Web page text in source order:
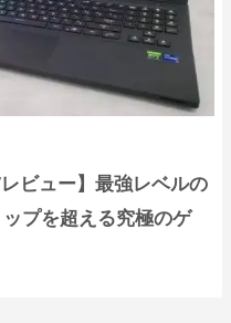
ビュー】最強レベルの
プを超える究極のゲ